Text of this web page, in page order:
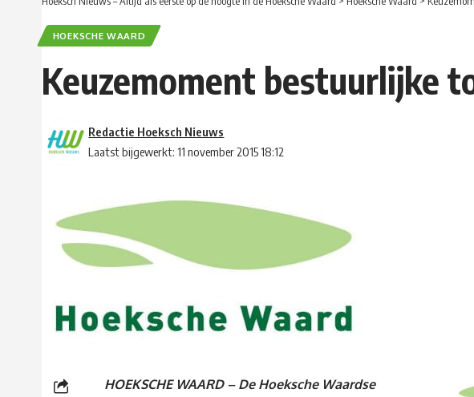
HOEKSCHE WAARD
Keuzemoment bestuurlijke
Laatst bijgewerkt: 11 november 2015 18:12
Redactie Hoeksch Nieuws
HOEKSCHE WAARD – De Hoeksche Waardse